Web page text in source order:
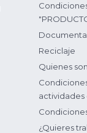
Reciclaje
Quienes
¿Quieres